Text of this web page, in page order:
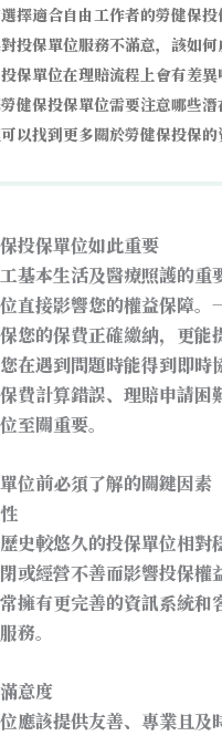
擇適合自由工作者的勞健保投
投保單位服務不滿意，該如何
保單位在理賠流程上會有差異
健保投保單位需要注意哪些潛
以找到更多關於勞健保投保的
投保單位如此重要
基本生活及醫療照護的重
直接影響您的權益保障。
您的保費正確繳納，更能
在遇到問題時能得到即時
費計算錯誤、理賠申請困
至關重要。
位前必須了解的關鍵因素
史較悠久的投保單位相對
或經營不善而影響投保權
擁有更完善的資訊系統和
務。
意度
應該提供友善、專業且及